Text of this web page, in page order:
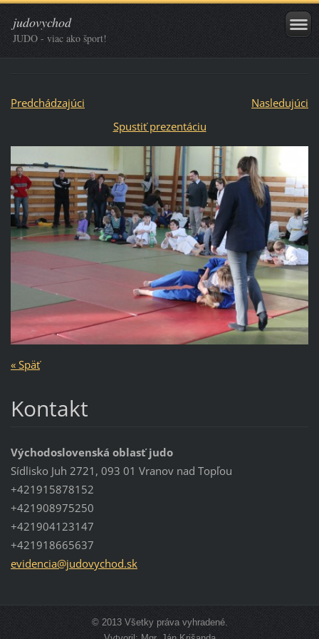
judovychod
JUDO - viac ako šport!
Predchádzajúci
Nasledujúci
Spustiť prezentáciu
« Späť
Kontakt
Východoslovenská oblasť judo
Sídlisko Juh 2721, 093 01 Vranov nad Topľou
+421915878152
+421908975250
+421904123147
+421918665637
evidencia@judovychod.sk
© 2013 Všetky práva vyhradené.